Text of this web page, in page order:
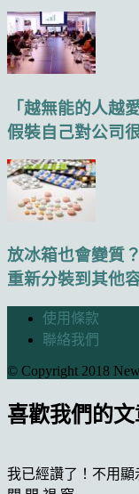
「越無能的人越
假裝自己對公司
放冰箱也會變質
重新分裝到其他
使用條款
聯絡我們
© Copyright 2018
喜歡我們的文
我已經讚了！不用顯